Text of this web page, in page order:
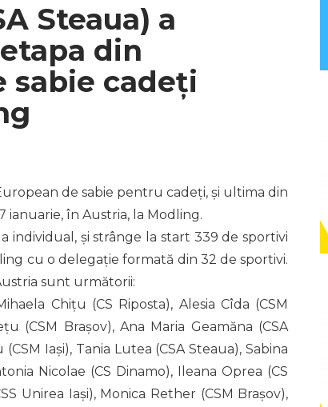
Steaua) a
din
sabie cadeți
de sabie pentru cadeți, și ultima din
ianuarie, în Austria, la Modling.
individual, și strânge la start 339 de sportivi
cu o delegație formată din 32 de sportivi.
sunt următorii:
Chițu (CS Riposta), Alesia Cîda (CSM
(CSM Brașov), Ana Maria Geamăna (CSA
Iași), Tania Lutea (CSA Steaua), Sabina
Nicolae (CS Dinamo), Ileana Oprea (CS
Unirea Iași), Monica Rether (CSM Brașov),